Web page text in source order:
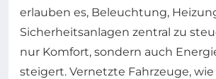
erlauben es, Beleuchtung,
Sicherheitsanlagen zentral zu
nur Komfort, sondern auch
steigert. Vernetzte Fahrzeuge, wie